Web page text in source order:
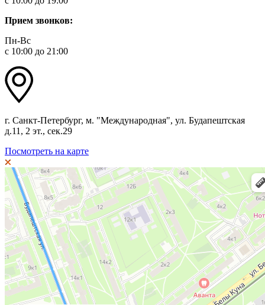
Прием звонков:
Пн-Вс
с 10:00 до 21:00
г. Санкт-Петербург, м. "Международная", ул. Будапештская
д.11, 2 эт., сек.29
Посмотреть на карте